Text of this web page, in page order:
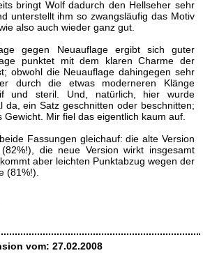
bringt Wolf dadurch den Hellseher sehr
unterstellt ihm so zwangsläufig das Motiv
also auch wieder ganz gut.
gegen Neuauflage ergibt sich guter
punktet mit dem klaren Charme der
obwohl die Neuauflage dahingegen sehr
durch die etwas moderneren Klänge
und steril. Und, natürlich, hier wurde
da, ein Satz geschnitten oder beschnitten;
Gewicht. Mir fiel das eigentlich kaum auf.
Fassungen gleichauf: die alte Version
die neue Version wirkt insgesamt
aber leichten Punktabzug wegen der
(81%!).
vom: 27.02.2008